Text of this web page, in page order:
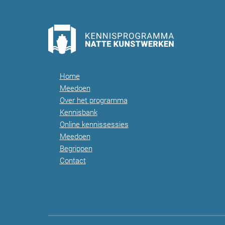
Home
Meedoen
Over het programma
Kennisbank
Online kennissessies
Meedoen
Begrippen
Contact